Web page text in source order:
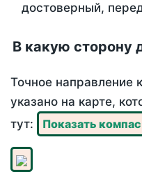
достоверный,
В какую сторону
Точное направление
указано на карте,
тут:
Показать